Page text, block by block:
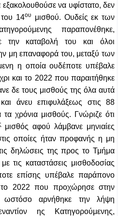
εξακολουθούσε να υφίστατο, δεν
του 14ου
μισθού. Ουδείς εκ των
παραπονέθηκε,
την καταβολή του και όλοι
μη επαναφορά του, μεταξύ των
η οποία ουδέποτε υπέβαλε
και το 2022 που παραιτήθηκε
δε τους μισθούς της όλα αυτά
άνευ επιφυλάξεως στις 88
χρόνια μισθούς. Γνώριζε ότι
μισθός αφού λάμβανε μηνιαίες
οποίες ήταν προφανής η μη
δηλώσεις της προς το Τμήμα
τις καταστάσεις μισθοδοσίας
επίσης υπέβαλε παράπονο
2022 που προχώρησε στην
αρνήθηκε την λήψη
ης Κατηγορούμενης,